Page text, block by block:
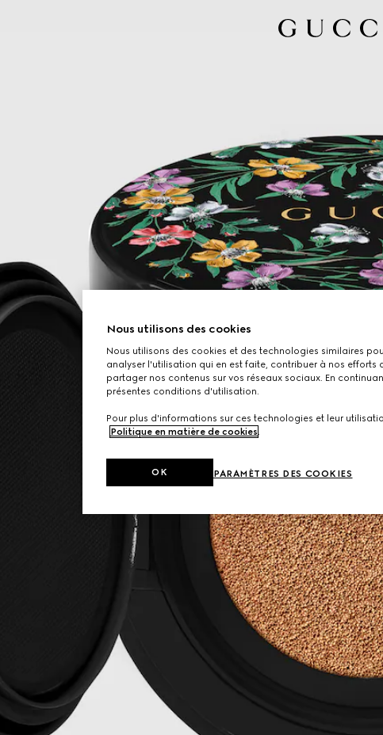
Nous utilisons des cookies
Nous utilisons des cookies et des technologies similaires
analyser l'utilisation qui en est faite, contribuer à nos efforts
partager nos contenus sur vos réseaux sociaux. En
présentes conditions d'utilisation.
Pour plus d'informations sur ces technologies et leur
Politique en matière de cookies.
PARAMÈTRES DES COOKIES
OK